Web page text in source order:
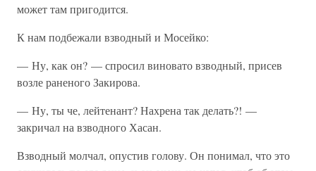
может там пригодится.
К нам подбежали взводный и Мосейко:
— Ну, как он? — спросил виновато взводный, присев
возле раненого Закирова.
— Ну, ты че, лейтенант? Нахрена так делать?! —
закричал на взводного Хасан.
Взводный молчал, опустив голову. Он понимал, что это